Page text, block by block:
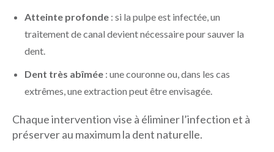
Atteinte profonde : si la pulpe est infectée, un
traitement de canal devient nécessaire pour sauver la
dent.
Dent très abîmée : une couronne ou, dans les cas
extrêmes, une extraction peut être envisagée.
Chaque intervention vise à éliminer l’infection et à
préserver au maximum la dent naturelle.